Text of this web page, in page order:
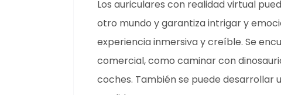
Los auriculares con realidad virtual
otro mundo y garantiza intrigar y
experiencia inmersiva y creíble. Se
comercial, como caminar con
coches. También se puede desarrollar